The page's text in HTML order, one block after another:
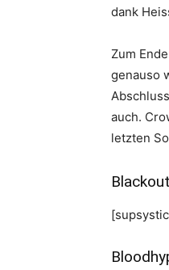
dank
Zum
genauso
auch.
letzten